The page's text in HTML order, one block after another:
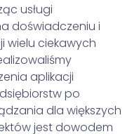
usługi
doświadczeniu i
wielu ciekawych
aplikacji
po
dla większych
jest dowodem